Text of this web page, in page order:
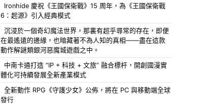
Ironhide 慶祝《王國保衛戰》15 周年，為《王國保衛戰
6：起源》引入經典模式
沉浸於一個奇幻魔法世界，那裏有超乎尋常的存在，即便
在最遙遠的邊緣，也暗藏著不為人知的真相——盡在這款
動作解謎類銀河惡魔城遊戲之中。
中南卡通打造 “IP + 科技 + 文旅” 融合標杆，開創國漫實
體化可持續發展全新產業模式
全新動作 RPG《守護少女》公佈，將在 PC 與移動端全球
發行